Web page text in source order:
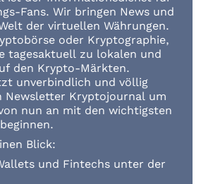
Fans. Wir bringen News und
der virtuellen Währungen.
oder Kryptographie,
tagesaktuell zu lokalen und
den Krypto-Märkten.
unverbindlich und völlig
Newsletter Kryptojournal um
nun an mit den wichtigsten
Blick:
und Fintechs unter der